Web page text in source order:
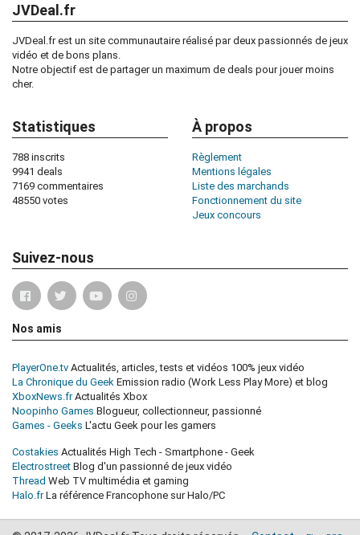
JVDeal.fr
JVDeal.fr est un site communautaire réalisé par deux passionnés de jeux
vidéo et de bons plans.
Notre objectif est de partager un maximum de deals pour jouer moins
cher.
Statistiques
788 inscrits
9941 deals
7169 commentaires
48550 votes
À propos
Règlement
Mentions légales
Liste des marchands
Fonctionnement du site
Jeux concours
Suivez-nous
Nos amis
PlayerOne.tv Actualités, articles, tests et vidéos 100% jeux vidéo
La Chronique du Geek Emission radio (Work Less Play More) et blog
XboxNews.frActualités Xbox
Noopinho Games Blogueur, collectionneur, passionné
Games - Geeks L'actu Geek pour les gamers
Costakies Actualités High Tech - Smartphone - Geek
Electrostreet Blog d'un passionné de jeux vidéo
Thread Web TV multimédia et gaming
Halo.frLa référence Francophone sur Halo/PC